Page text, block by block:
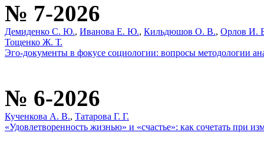
№ 7-2026
Демиденко С. Ю., Иванова Е. Ю., Кильдюшов О. В., Орлов И.
Тощенко Ж. Т.
Эго-документы в фокусе социологии: вопросы методологии
№ 6-2026
Кученкова А. В., Татарова Г. Г.
«Удовлетворенность жизнью» и «счастье»: как сочетать при